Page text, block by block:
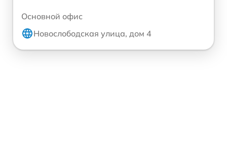
Основной офис
Новослободская улица, дом 4